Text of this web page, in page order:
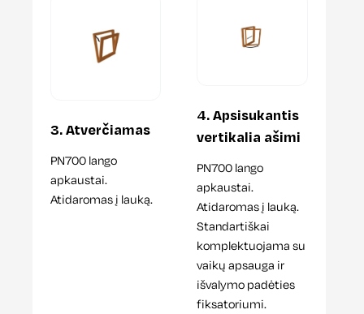
3. Atverčiamas
PN700 lango
apkaustai.
Atidaromas į lauką.
4. Apsisukantis
vertikalia ašimi
PN700 lango
apkaustai.
Atidaromas į lauką.
Standartiškai
komplektuojama su
vaikų apsauga ir
išvalymo padėties
fiksatoriumi.